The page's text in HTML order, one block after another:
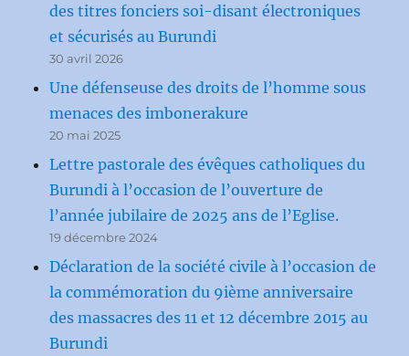
des titres fonciers soi-disant électroniques
et sécurisés au Burundi
30 avril 2026
Une défenseuse des droits de l’homme sous
menaces des imbonerakure
20 mai 2025
Lettre pastorale des évêques catholiques du
Burundi à l’occasion de l’ouverture de
l’année jubilaire de 2025 ans de l’Eglise.
19 décembre 2024
Déclaration de la société civile à l’occasion de
la commémoration du 9ième anniversaire
des massacres des 11 et 12 décembre 2015 au
Burundi